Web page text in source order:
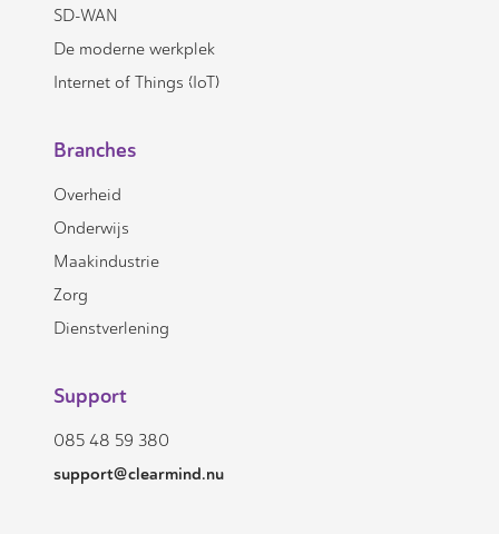
SD-WAN
De moderne werkplek
Internet of Things (IoT)
Branches
Overheid
Onderwijs
Maakindustrie
Zorg
Dienstverlening
Support
085 48 59 380
support@clearmind.nu